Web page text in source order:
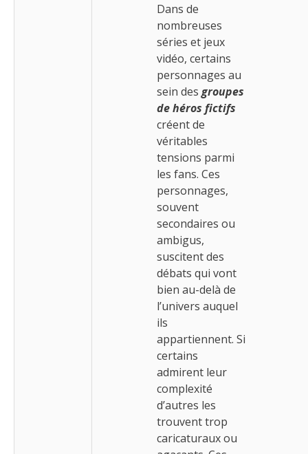
Dans de
nombreuses
séries et jeux
vidéo, certains
personnages au
sein des groupes
de héros fictifs
créent de
véritables
tensions parmi
les fans. Ces
personnages,
souvent
secondaires ou
ambigus,
suscitent des
débats qui vont
bien au-delà de
l’univers auquel
ils
appartiennent. Si
certains
admirent leur
complexité
d’autres les
trouvent trop
caricaturaux ou